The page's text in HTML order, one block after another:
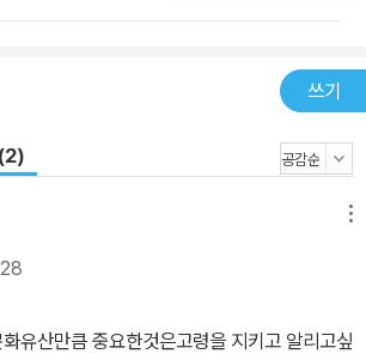
쓰기
유산만큼 중요한것은고령을 지키고 알리고싶